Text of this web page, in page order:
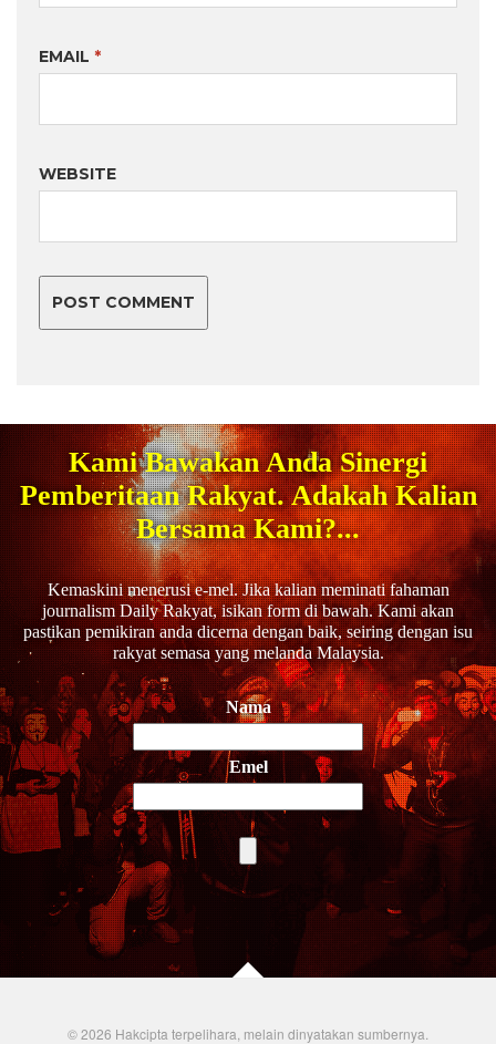
EMAIL *
WEBSITE
Kami Bawakan Anda Sinergi
Pemberitaan Rakyat. Adakah Kalian
Bersama Kami?...
Kemaskini menerusi e-mel. Jika kalian meminati fahaman
journalism Daily Rakyat, isikan form di bawah. Kami akan
pastikan pemikiran anda dicerna dengan baik, seiring dengan isu
rakyat semasa yang melanda Malaysia.
Nama
Emel
© 2026 Hakcipta terpelihara, melain dinyatakan sumbernya.